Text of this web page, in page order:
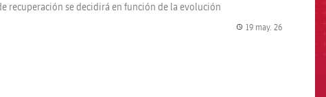
recuperación se decidirá en función de la evolución
19 may. 26